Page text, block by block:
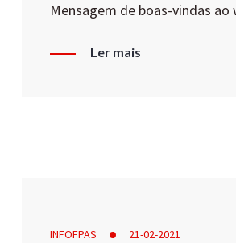
Mensagem de boas-vindas ao
Ler mais
INFOFPAS 21-02-2021